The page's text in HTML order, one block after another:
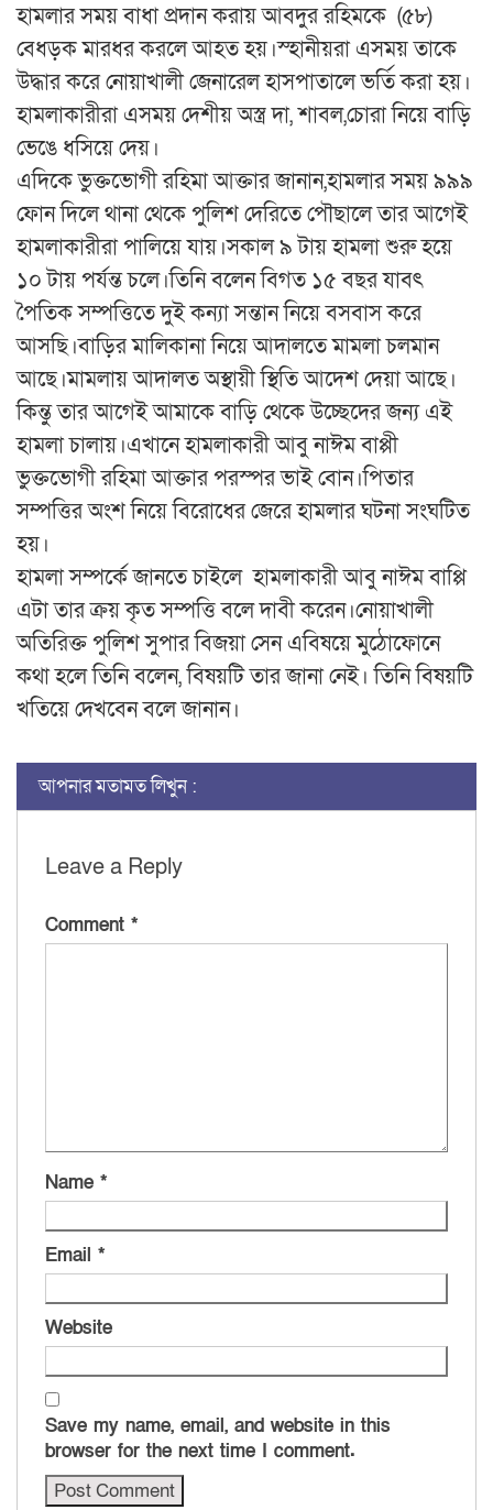
হামলার সময় বাধা প্রদান করায় আবদুর রহিমকে (৫৮)
বেধড়ক মারধর করলে আহত হয়।স্হানীয়রা এসময় তাকে
উদ্ধার করে নোয়াখালী জেনারেল হাসপাতালে ভর্তি করা হয়।
হামলাকারীরা এসময় দেশীয় অস্ত্র দা, শাবল,চোরা নিয়ে বাড়ি
ভেঙে ধসিয়ে দেয়।
এদিকে ভুক্তভোগী রহিমা আক্তার জানান,হামলার সময় ৯৯৯
ফোন দিলে থানা থেকে পুলিশ দেরিতে পৌছালে তার আগেই
হামলাকারীরা পালিয়ে যায়।সকাল ৯ টায় হামলা শুরু হয়ে
১০ টায় পর্যন্ত চলে।তিনি বলেন বিগত ১৫ বছর যাবৎ
পৈতিক সম্পত্তিতে দুই কন্যা সন্তান নিয়ে বসবাস করে
আসছি।বাড়ির মালিকানা নিয়ে আদালতে মামলা চলমান
আছে।মামলায় আদালত অস্থায়ী স্থিতি আদেশ দেয়া আছে।
কিন্তু তার আগেই আমাকে বাড়ি থেকে উচ্ছেদের জন্য এই
হামলা চালায়।এখানে হামলাকারী আবু নাঈম বাপ্পী
ভুক্তভোগী রহিমা আক্তার পরস্পর ভাই বোন।পিতার
সম্পত্তির অংশ নিয়ে বিরোধের জেরে হামলার ঘটনা সংঘটিত
হয়।
হামলা সম্পর্কে জানতে চাইলে হামলাকারী আবু নাঈম বাপ্পি
এটা তার ক্রয় কৃত সম্পত্তি বলে দাবী করেন।নোয়াখালী
অতিরিক্ত পুলিশ সুপার বিজয়া সেন এবিষয়ে মুঠোফোনে
কথা হলে তিনি বলেন, বিষয়টি তার জানা নেই। তিনি বিষয়টি
খতিয়ে দেখবেন বলে জানান।
আপনার মতামত লিখুন :
Leave a Reply
Comment *
Name *
Email *
Website
Save my name, email, and website in this
browser for the next time I comment.